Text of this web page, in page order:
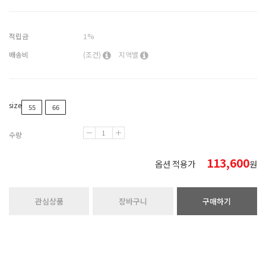
적립금
1%
배송비
(조건) 지역별
size 55 66
수량
옵션 적용가 113,600원
관심상품 장바구니 구매하기